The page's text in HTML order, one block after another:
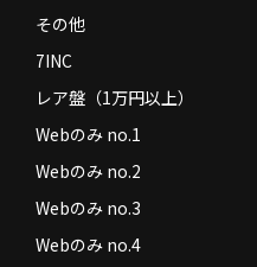
その他
7INC
レア盤（1万円以上）
Webのみ no.1
Webのみ no.2
Webのみ no.3
Webのみ no.4